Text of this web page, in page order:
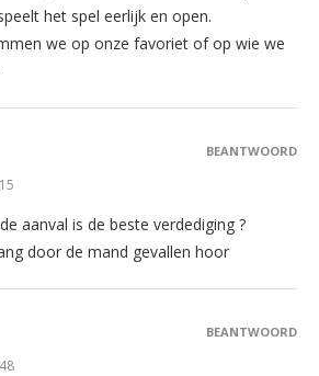
het spel eerlijk en open.
we op onze favoriet of op wie we
aanval is de beste verdediging ?
door de mand gevallen hoor
BEANTWOORD
BEANTWOORD